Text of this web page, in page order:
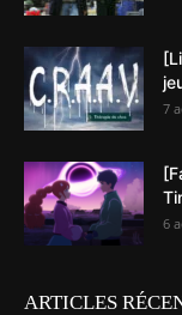
7
6
ARTICLES